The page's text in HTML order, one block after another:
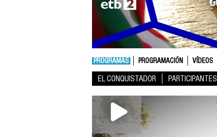
PROGRAMAS PROGRAMACIÓN VÍDEOS
EL CONQUISTADOR PARTICIPANTES